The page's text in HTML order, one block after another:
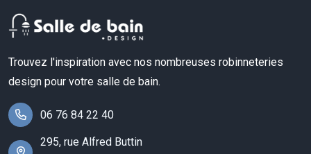
Trouvez l'inspiration avec nos nombreuses robinneteries
design pour votre salle de bain.
06 76 84 22 40
295, rue Alfred Buttin